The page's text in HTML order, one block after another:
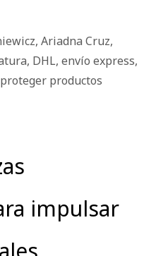
, Ariadna Cruz,
, DHL, envío express,
proteger productos
impulsar